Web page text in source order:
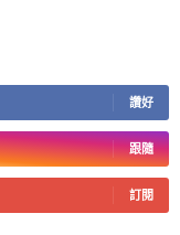
讚好
跟隨
訂閱